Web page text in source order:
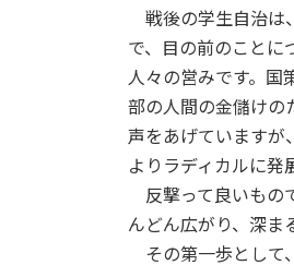
戦後の学生自治は
で、目の前のことに
人々の営みです。
部の人間の金儲けの
声をあげていますが
よりラディカルに発
反撃って良いもの
んどん広がり、深ま
その第一歩として